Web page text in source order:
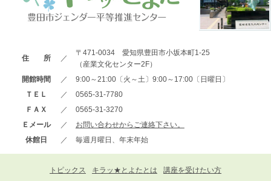
住 所 ／
〒471-0034 愛知県豊田市小坂本町1-25
（産業文化センター2F）
開館時間
／
9:00～21:00〔火～土〕9:00～17:00〔日曜日〕
ＴＥＬ
／
0565-31-7780
ＦＡＸ
／
0565-31-3270
Ｅメール
／
お問い合わせからご連絡下さい。
休館日
／ 毎週月曜日、年末年始
トピックス キラッ★とよたとは
講座を受けたい方